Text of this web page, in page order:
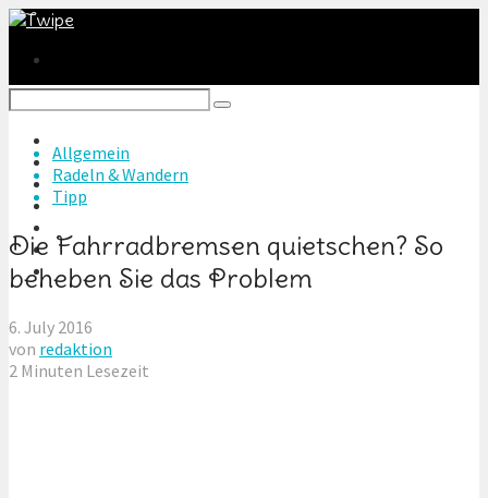
Radeln & Wandern
Tiere & Reiten
Basteln & DIY
Autos & Motoren
Reise & Freizeit
Allgemein
Radeln & Wandern
Tipp
Die Fahrradbremsen quietschen? So
beheben Sie das Problem
6. July 2016
von redaktion
2 Minuten Lesezeit